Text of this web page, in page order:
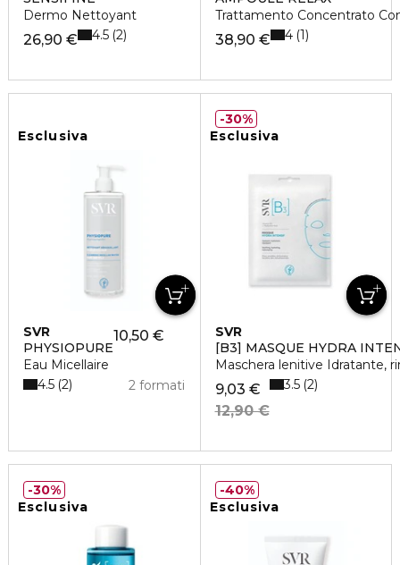
Dermo Nettoyant
26,90 € 4.5 2
Trattamento Concentrato
38,90 € 4 1
Esclusiva
SVR
PHYSIOPURE
Eau Micellaire
10,50 €
2 formati
4.5 2
Esclusiva
SVR
[B3] MASQUE HYDRA
Maschera lenitive Idratante,
9,03 €
12,90 €
3.5 2
30%
Esclusiva
30%
Esclusiva
40%